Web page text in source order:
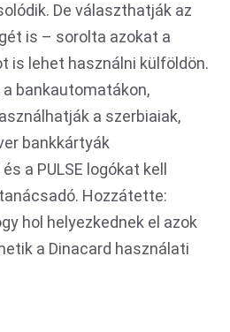
De választhatják az
is – sorolta azokat a
is lehet használni külföldön.
bankautomatákon,
a szerbiaiak,
bankkártyák
a PULSE logókat kell
Hozzátette:
hol helyezkednek el azok
a Dinacard használati